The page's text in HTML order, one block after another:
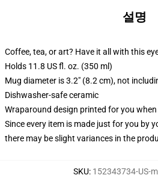
설명
Coffee, tea, or art? Have it all with this
Holds 11.8 US fl. oz. (350 ml)
Mug diameter is 3.2" (8.2 cm), not
Dishwasher-safe ceramic
Wraparound design printed for you
Since every item is made just for you by
there may be slight variances in the
SKU: 152343734-US-